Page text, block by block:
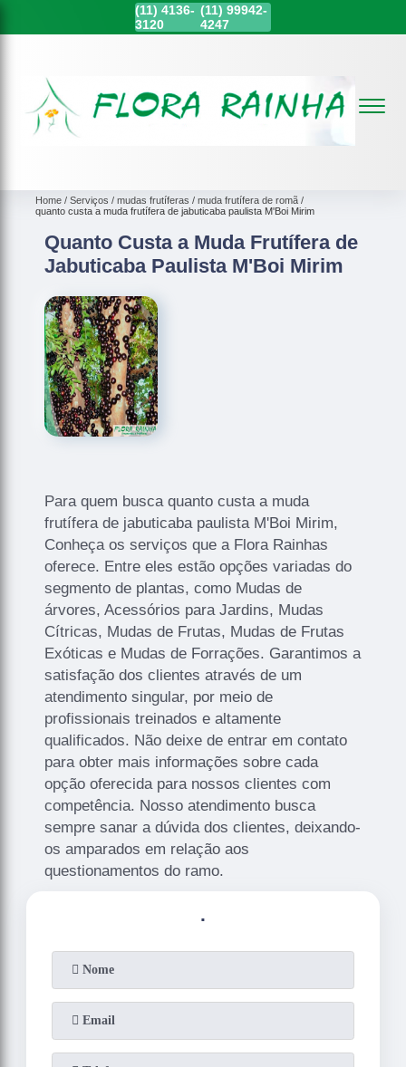
(11) 4136-
3120
(11)99942-
4247
Home Serviços mudas frutíferas
muda frutífera de romã
quanto custa a muda frutífera de jabuticaba paulista M'Boi Mirim
Quanto Custa a Muda Frutífera de
Jabuticaba Paulista M'Boi Mirim
Para quem busca quanto custa a muda
frutífera de jabuticaba paulista M'Boi Mirim,
Conheça os serviços que a Flora Rainhas
oferece. Entre eles estão opções variadas do
segmento de plantas, como Mudas de
árvores, Acessórios para Jardins, Mudas
Cítricas, Mudas de Frutas, Mudas de Frutas
Exóticas e Mudas de Forrações. Garantimos a
satisfação dos clientes através de um
atendimento singular, por meio de
profissionais treinados e altamente
qualificados. Não deixe de entrar em contato
para obter mais informações sobre cada
opção oferecida para nossos clientes com
competência. Nosso atendimento busca
sempre sanar a dúvida dos clientes, deixando-
os amparados em relação aos
questionamentos do ramo.
.